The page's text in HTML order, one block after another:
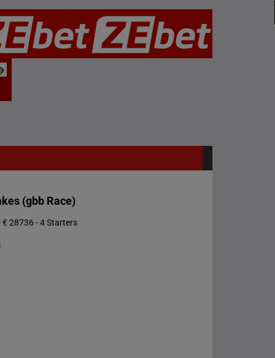
(gbb Race)
€ 28736 - 4 Starters